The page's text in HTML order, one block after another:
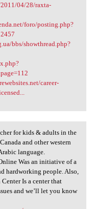
04/28/raxta-
foro/posting.php?
bbs/showthread.php?
career-
for
for kids & adults in the
and other western
language.
Was an initiative of a
hardworking people. Also,
Is a center that
and we’ll let you know